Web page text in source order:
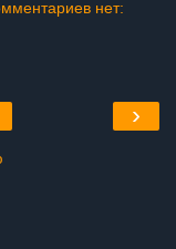
нет:
›